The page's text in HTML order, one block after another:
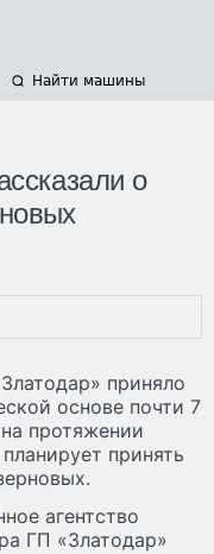
Найти машины
о
приняло
основе почти 7
протяжении
принять
агентство
ГП «Златодар»